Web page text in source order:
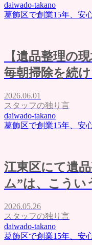
daiwado-takano
葛飾区で創業15年、安
【遺品整理の
毎朝掃除を続
2026.06.01
スタッフの独り言
daiwado-takano
葛飾区で創業15年、安
江東区にて遺
ム”は、こうい
2026.05.26
スタッフの独り言
daiwado-takano
葛飾区で創業15年、安